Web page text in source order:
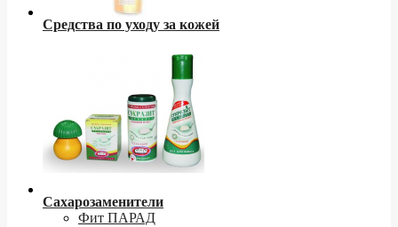
Средства по уходу за кожей
Сахарозаменители
Фит ПАРАД